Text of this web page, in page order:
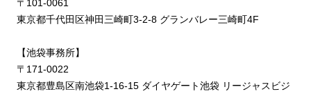
〒101-0061
東京都千代田区神田三崎町3-2-8 グランバレー三崎町4F
【池袋事務所】
〒171-0022
東京都豊島区南池袋1-16-15 ダイヤゲート池袋 リージャスビジ